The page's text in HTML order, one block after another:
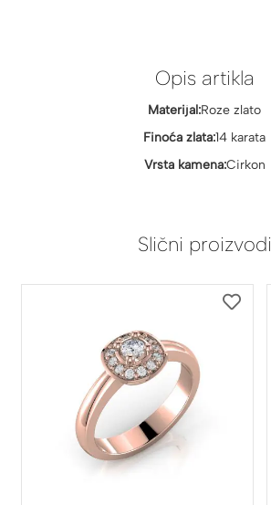
Opis artikla
Materijal:Roze zlato
Finoća zlata:14 karata
Vrsta kamena:Cirkon
Slični proizvodi